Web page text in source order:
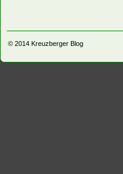
© 2014 Kreuzberger Blog